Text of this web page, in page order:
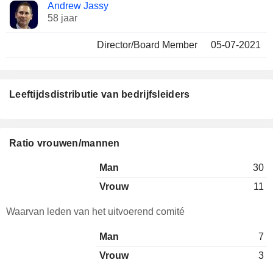
Andrew Jassy
58 jaar
Director/Board Member 05-07-2021
Leeftijdsdistributie van bedrijfsleiders
Ratio vrouwen/mannen
Man
30
Vrouw
11
Waarvan leden van het uitvoerend comité
Man
7
Vrouw
3